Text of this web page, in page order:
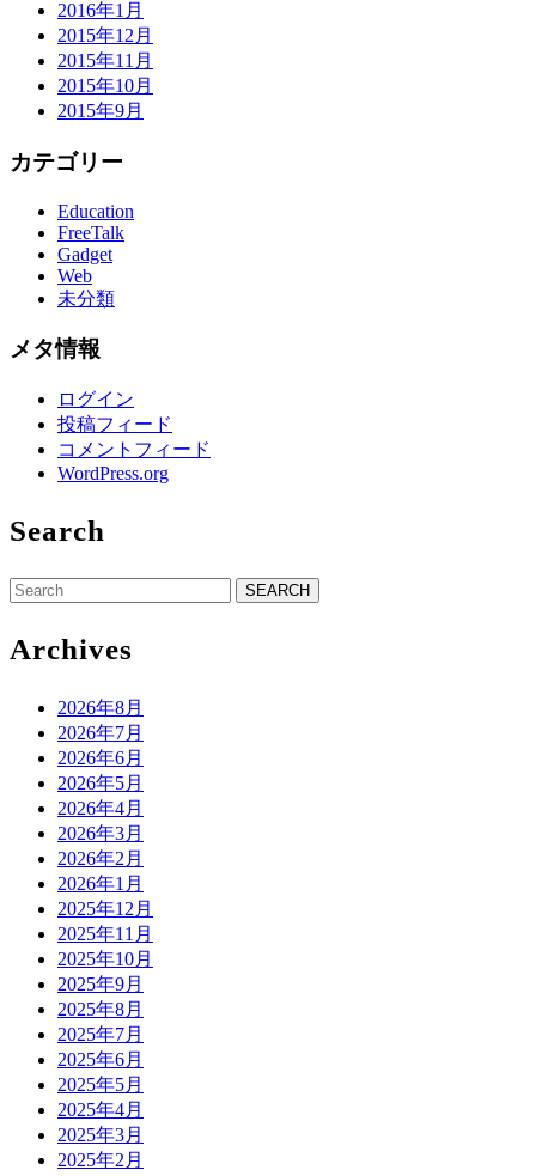
2016年1月
2015年12月
2015年11月
2015年10月
2015年9月
カテゴリー
Education
FreeTalk
Gadget
Web
未分類
メタ情報
ログイン
投稿フィード
コメントフィード
WordPress.org
Search
Search
for:
Archives
2026年8月
2026年7月
2026年6月
2026年5月
2026年4月
2026年3月
2026年2月
2026年1月
2025年12月
2025年11月
2025年10月
2025年9月
2025年8月
2025年7月
2025年6月
2025年5月
2025年4月
2025年3月
2025年2月